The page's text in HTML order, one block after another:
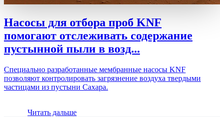
Насосы для отбора проб KNF
помогают отслеживать содержание
пустынной пыли в возд...
Специально разработанные мембранные насосы KNF
позволяют контролировать загрязнение воздуха твердыми
частицами из пустыни Сахара.
Читать дальше